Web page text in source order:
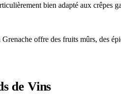
bien adapté aux
offre des fruits mûrs, des
de Vins